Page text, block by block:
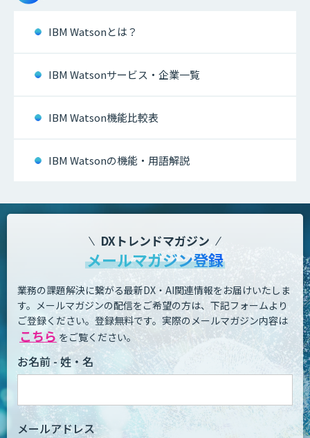
IBM Watsonとは？
IBM Watsonサービス・企業一覧
IBM Watson機能比較表
IBM Watsonの機能・用語解説
DXトレンドマガジン
メールマガジン登録
業務の課題解決に繋がる最新DX・AI関連情報をお届けいたしま
す。 メールマガジンの配信をご希望の方は、下記フォームより
ご登録ください。登録無料です。 実際のメールマガジン内容は
こちら をご覧ください。
お名前 - 姓・名
メールアドレス